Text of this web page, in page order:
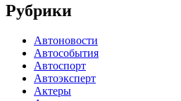
Рубрики
Автоновости
Автособытия
Автоспорт
Автоэксперт
Актеры